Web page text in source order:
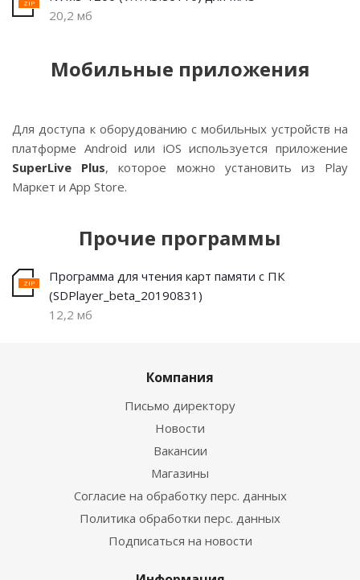
20,2 мб
Мобильные приложения
Для доступа к оборудованию с мобильных устройств на
платформе Android или iOS используется приложение
SuperLive Plus, которое можно установить из Play
Маркет и App Store.
Прочие программы
Программа для чтения карт памяти с ПК
(SDPlayer_beta_20190831)
12,2 мб
Компания
Письмо директору
Новости
Вакансии
Магазины
Согласие на обработку перс. данных
Политика обработки перс. данных
Подписаться на новости